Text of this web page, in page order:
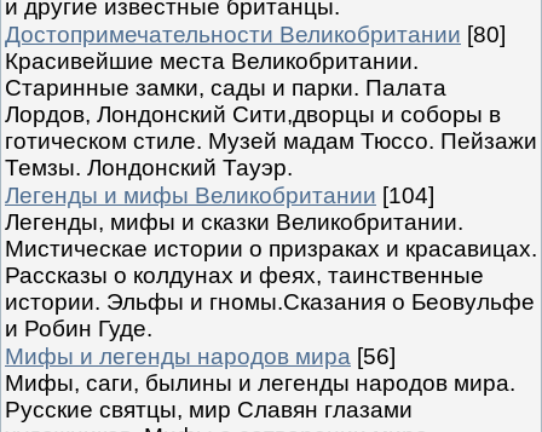
и другие известные британцы.
Достопримечательности Великобритании [80]
Красивейшие места Великобритании.
Старинные замки, сады и парки. Палата
Лордов, Лондонский Сити,дворцы и соборы в
готическом стиле. Музей мадам Тюссо. Пейзажи
Темзы. Лондонский Тауэр.
Легенды и мифы Великобритании [104]
Легенды, мифы и сказки Великобритании.
Мистическае истории о призраках и красавицах.
Рассказы о колдунах и феях, таинственные
истории. Эльфы и гномы.Сказания о Беовульфе
и Робин Гуде.
Мифы и легенды народов мира [56]
Мифы, саги, былины и легенды народов мира.
Русские святцы, мир Славян глазами